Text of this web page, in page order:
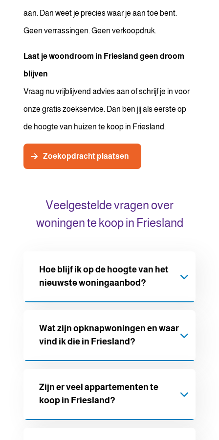
aan. Dan weet je precies waar je aan toe bent.
Geen verrassingen. Geen verkoopdruk.
Laat je woondroom in Friesland geen droom
blijven
Vraag nu vrijblijvend advies aan of schrijf je in voor
onze gratis zoekservice. Dan ben jij als eerste op
de hoogte van huizen te koop in Friesland.
Zoekopdracht plaatsen
Veelgestelde vragen over
woningen te koop in Friesland
Hoe blijf ik op de hoogte van het
nieuwste woningaanbod?
Schrijf je gratis in voor onze zoekservice.
Je ontvangt dan automatisch het
nieuwste aanbod dat past bij jouw
Zoekopdracht plaatsen
Wat zijn opknapwoningen en waar
vind ik die in Friesland?
Een opknapwoning is een huis dat wat
liefde nodig heeft – maar vaak ook een
scherpere prijs heeft. In onze dorpen en
Zijn er veel appartementen te
koop in Friesland?